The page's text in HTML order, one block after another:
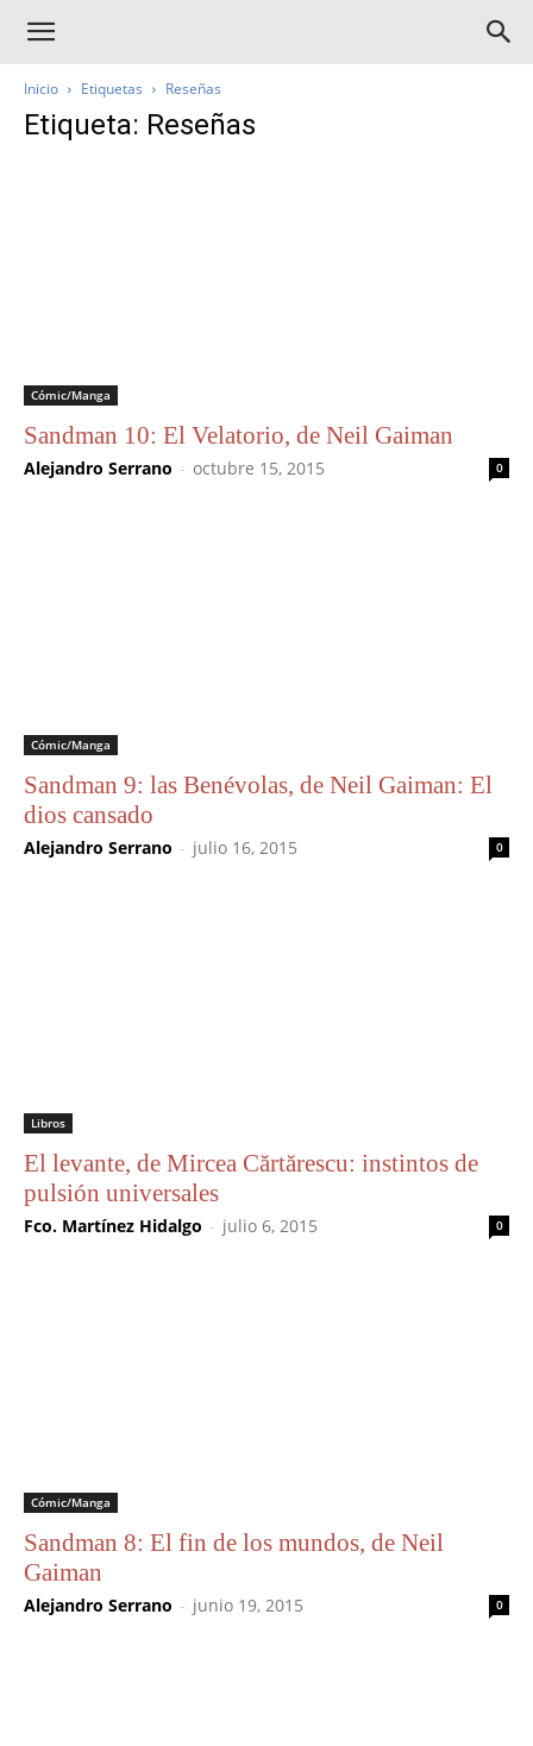
Inicio Etiquetas Reseñas
Etiqueta: Reseñas
Cómic/Manga
Sandman 10: El Velatorio, de Neil Gaiman
Alejandro Serrano - octubre 15, 2015 0
Cómic/Manga
Sandman 9: las Benévolas, de Neil Gaiman: El
dios cansado
Alejandro Serrano - julio 16, 2015 0
Libros
El levante, de Mircea Cărtărescu: instintos de
pulsión universales
Fco. Martínez Hidalgo - julio 6, 2015 0
Cómic/Manga
Sandman 8: El fin de los mundos, de Neil
Gaiman
Alejandro Serrano - junio 19, 2015 0